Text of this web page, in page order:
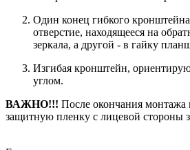
Один конец гибкого
отверстие, находящееся на
зеркала, а другой - в гайку
Изгибая кронштейн,
углом.
ВАЖНО!!! После окончания монтажа
защитную пленку с лицевой стороны